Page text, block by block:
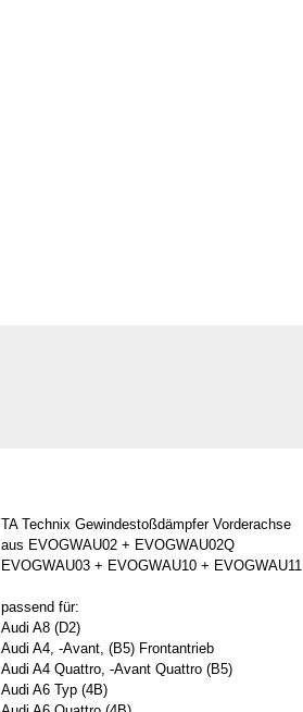
TA Technix Gewindestoßdämpfer Vorderachse
aus EVOGWAU02 + EVOGWAU02Q
EVOGWAU03 + EVOGWAU10 + EVOGWAU11
passend für:
Audi A8 (D2)
Audi A4, -Avant, (B5) Frontantrieb
Audi A4 Quattro, -Avant Quattro (B5)
Audi A6 Typ (4B)